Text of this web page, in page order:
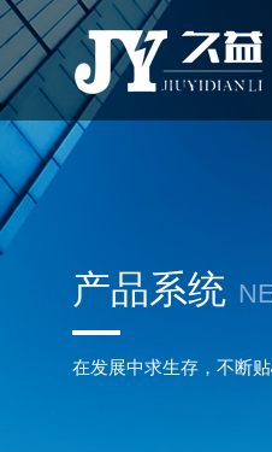
产品系统
在发展中求生存，不断